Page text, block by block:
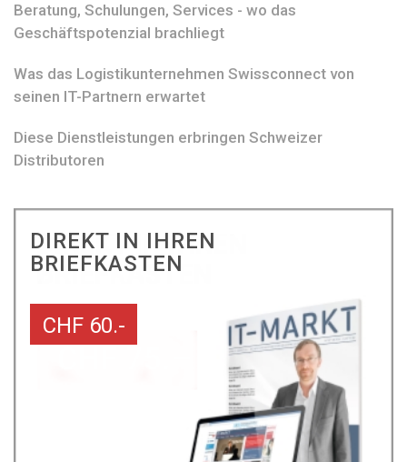
Beratung, Schulungen, Services - wo das
Geschäftspotenzial brachliegt
Was das Logistikunternehmen Swissconnect von
seinen IT-Partnern erwartet
Diese Dienstleistungen erbringen Schweizer
Distributoren
DIREKT IN IHREN
BRIEFKASTEN
CHF 60.-